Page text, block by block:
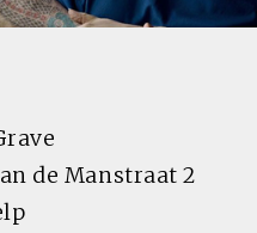
de Manstraat 2